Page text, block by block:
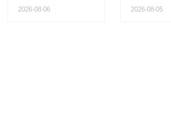
2026-08-06 2026-08-05